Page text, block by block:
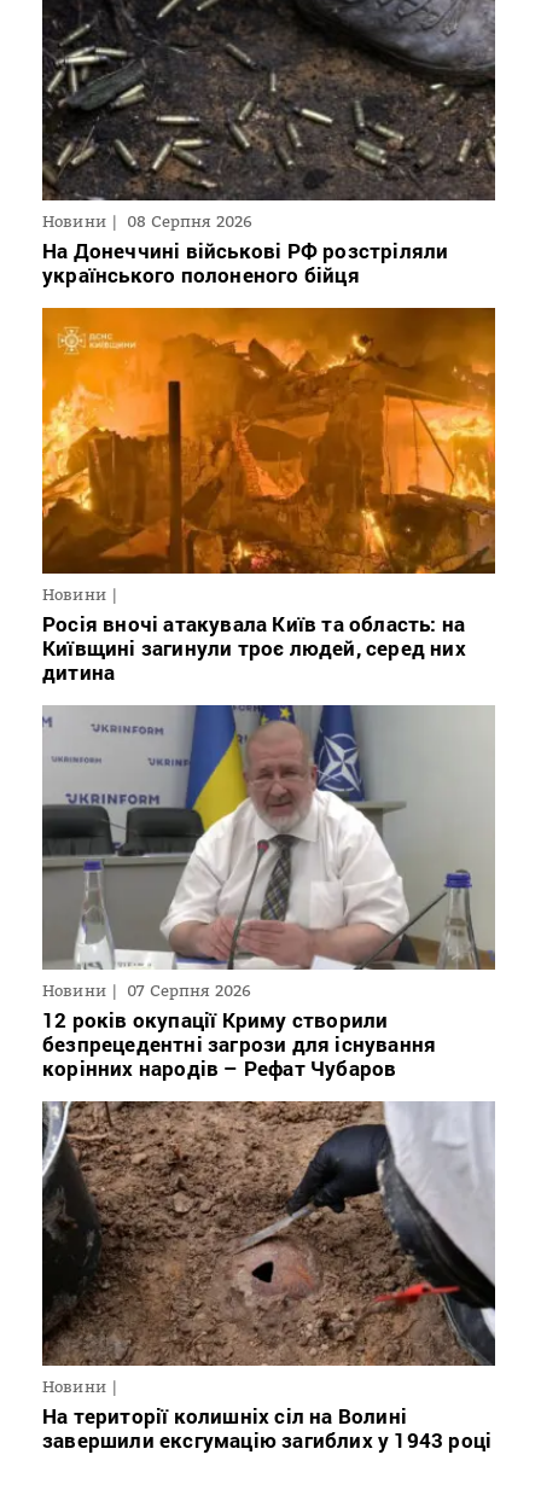
Новини 08 Серпня 2026
На Донеччині військові РФ розстріляли
українського полоненого бійця
Новини
Росія вночі атакувала Київ та область: на
Київщині загинули троє людей, серед них
дитина
Новини 07 Серпня 2026
12 років окупації Криму створили
безпрецедентні загрози для існування
корінних народів – Рефат Чубаров
Новини
На території колишніх сіл на Волині
завершили ексгумацію загиблих у 1943 році